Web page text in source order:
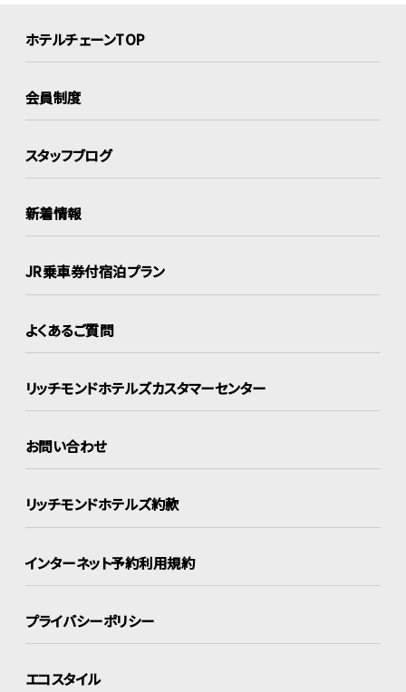
ホテルチェーンTOP
会員制度
スタッフブログ
新着情報
JR乗車券付宿泊プラン
よくあるご質問
リッチモンドホテルズカスタマーセンター
お問い合わせ
リッチモンドホテルズ約款
インターネット予約利用規約
プライバシーポリシー
エコスタイル